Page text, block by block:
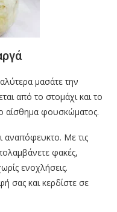
μασάτε την
από το στομάχι και το
αίσθημα φουσκώματος.
αναπόφευκτο. Με τις
φακές,
ενοχλήσεις.
σας και κερδίστε σε